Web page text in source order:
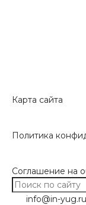
Карта сайта
Политика
Соглашение на
info@in-yug.ru